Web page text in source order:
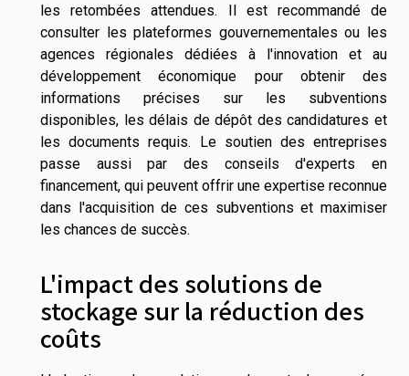
les retombées attendues. Il est recommandé de
consulter les plateformes gouvernementales ou les
agences régionales dédiées à l'innovation et au
développement économique pour obtenir des
informations précises sur les subventions
disponibles, les délais de dépôt des candidatures et
les documents requis. Le soutien des entreprises
passe aussi par des conseils d'experts en
financement, qui peuvent offrir une expertise reconnue
dans l'acquisition de ces subventions et maximiser
les chances de succès.
L'impact des solutions de
stockage sur la réduction des
coûts